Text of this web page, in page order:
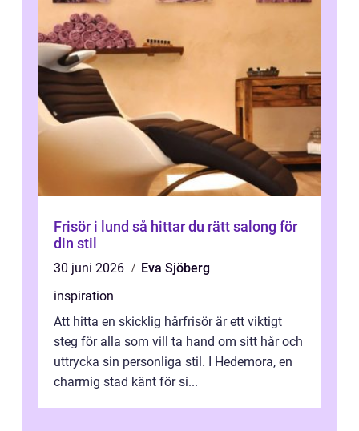
Frisör i lund så hittar du rätt salong för
din stil
30 juni 2026
Eva Sjöberg
inspiration
Att hitta en skicklig hårfrisör är ett viktigt
steg för alla som vill ta hand om sitt hår och
uttrycka sin personliga stil. I Hedemora, en
charmig stad känt för si...